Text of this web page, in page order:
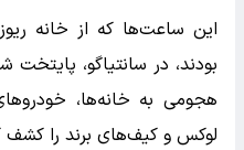
این ساعت‌ها که از خانه
بودند، در سانتیاگو،
هجومی به خانه‌ها،
لوکس و کیف‌های برند را کشف